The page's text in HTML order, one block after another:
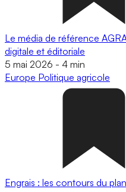
Le média de référence
digitale et éditoriale
5 mai 2026 - 4 min
Europe Politique agricole
Engrais : les contours du